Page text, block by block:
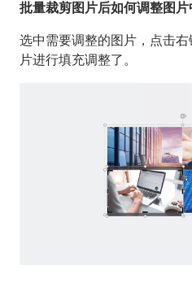
批量裁剪图片后如何调整图片
选中需要调整的图片，点击
片进行填充调整了。